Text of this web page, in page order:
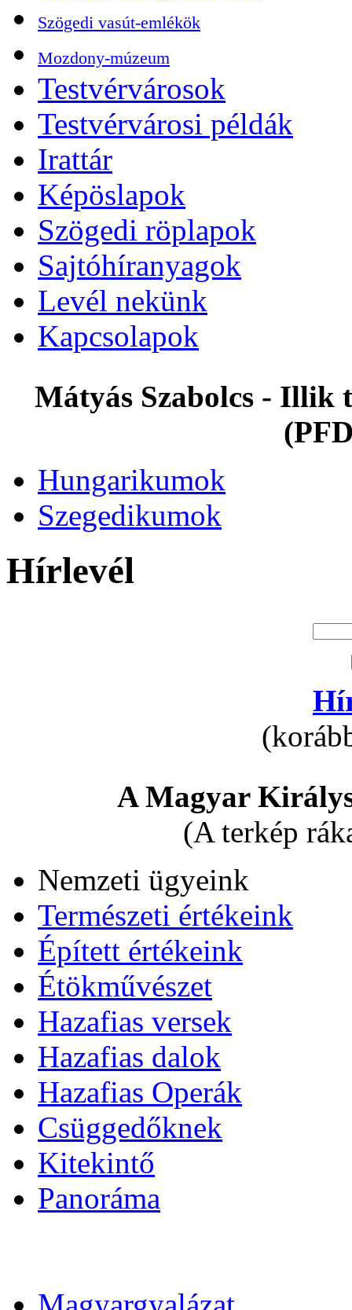
Szögedi vasút-emlékök
Mozdony-múzeum
Testvérvárosok
Testvérvárosi példák
Irattár
Képöslapok
Szögedi röplapok
Sajtóhíranyagok
Levél nekünk
Kapcsolapok
Mátyás Szabolcs - Illik
Hungarikumok
Szegedikumok
Hírlevél
A Magyar
(A terkép
Nemzeti ügyeink
Természeti értékeink
Épített értékeink
Étökművészet
Hazafias versek
Hazafias dalok
Hazafias Operák
Csüggedőknek
Kitekintő
Panoráma